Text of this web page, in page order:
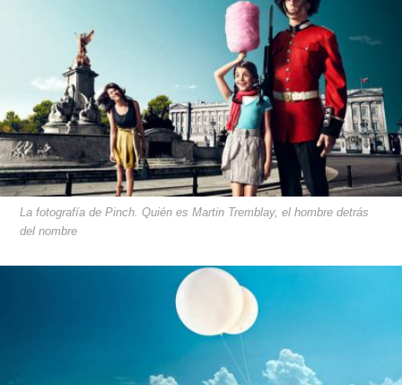
La fotografía de Pinch. Quién es Martin Tremblay, el hombre detrás
del nombre